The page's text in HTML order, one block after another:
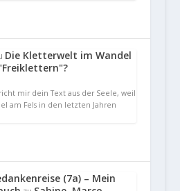
Die Kletterwelt im Wandel
mir dein Text aus der Seele, weil
am Fels in den letzten Jahren
(7a) – Mein